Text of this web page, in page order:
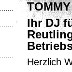
Ihr DJ
Herzlich